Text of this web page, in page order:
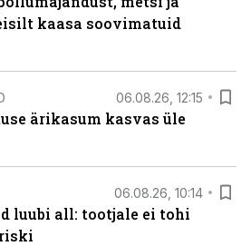
kaasa soovimatuid
06.08.26, 12:15
ärikasum kasvas üle
06.08.26, 10:14
luubi all: tootjale ei tohi